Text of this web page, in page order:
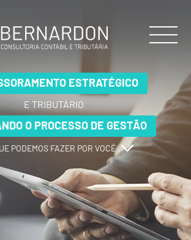
ESTRATÉGICO
E TRIBUTÁRIO
O PROCESSO DE GESTÃO
PODEMOS FAZER POR VOCÊ
ESTRATÉGICO
E TRIBUTÁRIO
O PROCESSO DE GESTÃO
PODEMOS FAZER POR VOCÊ
ESTRATÉGICO
E TRIBUTÁRIO
O PROCESSO DE GESTÃO
PODEMOS FAZER POR VOCÊ